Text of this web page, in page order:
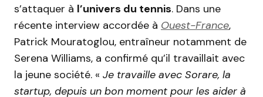
s’attaquer à l’univers du tennis. Dans une
récente interview accordée à Ouest-France,
Patrick Mouratoglou, entraîneur notamment de
Serena Williams, a confirmé qu’il travaillait avec
la jeune société. « Je travaille avec Sorare, la
startup, depuis un bon moment pour les aider à